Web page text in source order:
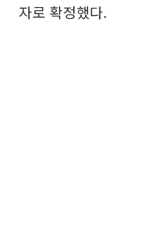
자로 확정했다.